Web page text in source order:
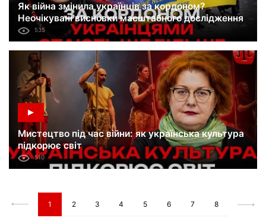
Як війна змінила українців за кордоном?
Неочікувані висновки масштабного дослідження
535
Мистецтво під час війни: як українська культура
підкорює світ
510
1 2 3 4 5 6 7 8